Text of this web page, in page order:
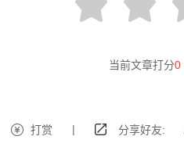
当前文章打分0
打赏 | 分享好友: